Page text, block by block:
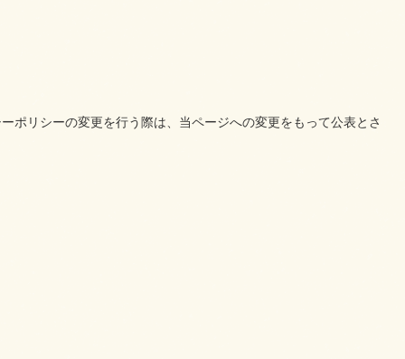
ポリシーの変更を行う際は、当ページへの変更をもって公表とさ